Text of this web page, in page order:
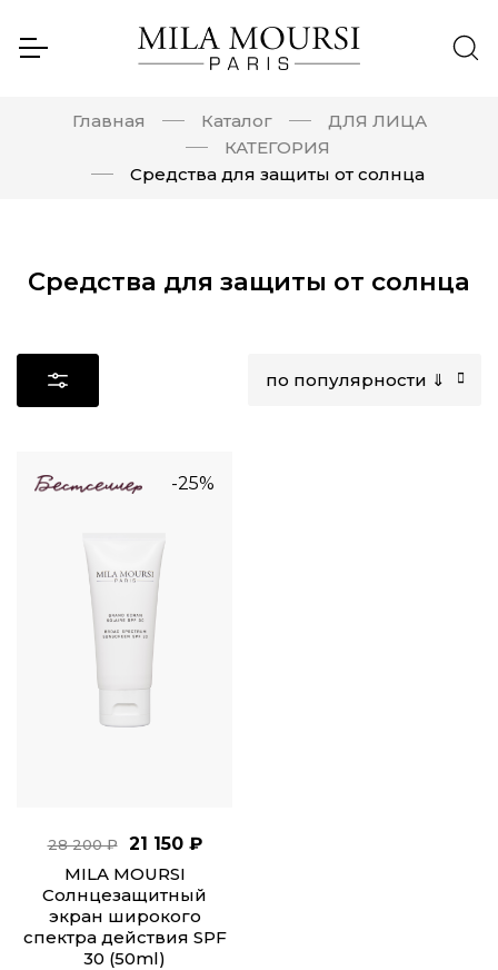
Главная Каталог
ДЛЯ ЛИЦА
КАТЕГОРИЯ
Средства для защиты от солнца
Средства для защиты от солнца
по популярности ⇓
-25%
28 200 ₽
21 150 ₽
MILA MOURSI
Солнцезащитный
экран широкого
спектра действия SPF
30 (50ml)